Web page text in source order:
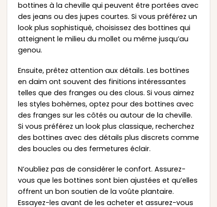
bottines à la cheville qui peuvent être portées avec
des jeans ou des jupes courtes. Si vous préférez un
look plus sophistiqué, choisissez des bottines qui
atteignent le milieu du mollet ou même jusqu’au
genou.
Ensuite, prêtez attention aux détails. Les bottines
en daim ont souvent des finitions intéressantes
telles que des franges ou des clous. Si vous aimez
les styles bohèmes, optez pour des bottines avec
des franges sur les côtés ou autour de la cheville.
Si vous préférez un look plus classique, recherchez
des bottines avec des détails plus discrets comme
des boucles ou des fermetures éclair.
N’oubliez pas de considérer le confort. Assurez-
vous que les bottines sont bien ajustées et qu’elles
offrent un bon soutien de la voûte plantaire.
Essayez-les avant de les acheter et assurez-vous